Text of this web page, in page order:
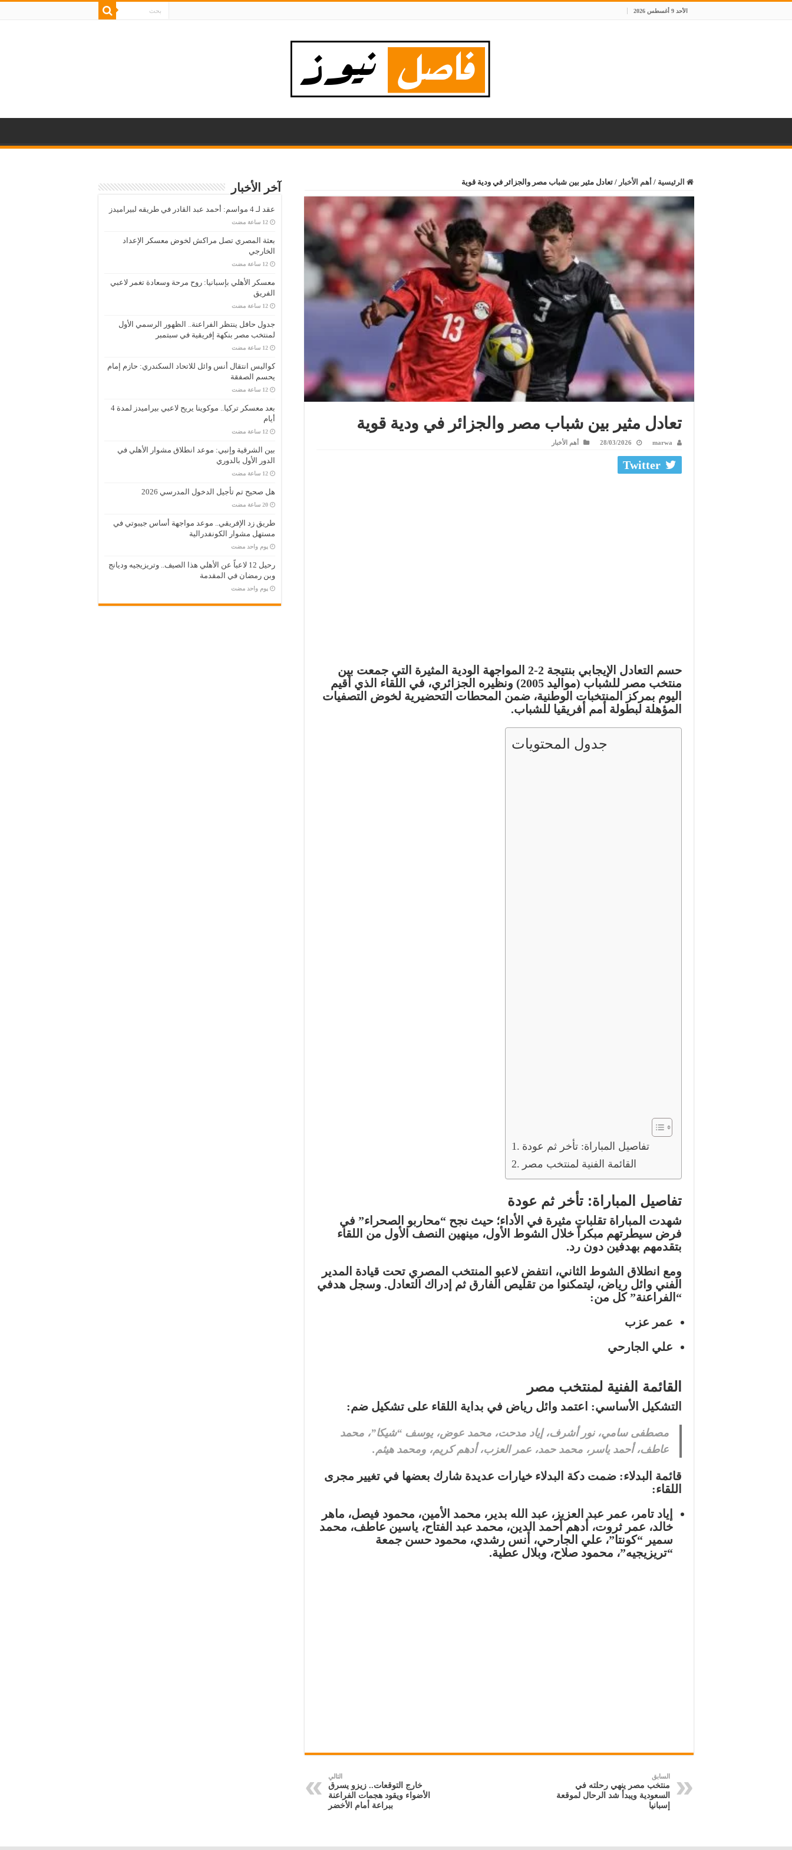
الأحد 9 أغسطس 2026
الرئيسية / أهم الأخبار / تعادل مثير بين شباب مصر والجزائر في ودية قوية
تعادل مثير بين شباب مصر والجزائر في ودية قوية
marwa
28/03/2026 أهم الأخبار
Twitter
حسم التعادل الإيجابي بنتيجة 2-2
المواجهة الودية المثيرة التي جمعت بين
منتخب مصر للشباب (مواليد 2005) ونظيره الجزائري، في اللقاء الذي أقيم
اليوم بمركز المنتخبات الوطنية، ضمن المحطات التحضيرية لخوض التصفيات
المؤهلة لبطولة أمم أفريقيا للشباب.
جدول المحتويات
تفاصيل المباراة: تأخر ثم عودة
القائمة الفنية لمنتخب مصر
تفاصيل المباراة: تأخر ثم عودة
شهدت المباراة تقلبات مثيرة في الأداء؛ حيث نجح “محاربو الصحراء” في
فرض سيطرتهم مبكراً خلال الشوط الأول، مينهين النصف الأول من اللقاء
بتقدمهم بهدفين دون رد.
ومع انطلاق الشوط الثاني، انتفض لاعبو المنتخب المصري تحت قيادة المدير
الفني وائل رياض، ليتمكنوا من تقليص الفارق ثم إدراك التعادل. وسجل هدفي
“الفراعنة” كل من:
عمر عزب
علي الجارحي
القائمة الفنية لمنتخب مصر
التشكيل الأساسي: اعتمد وائل رياض في بداية اللقاء على تشكيل ضم:
مصطفى سامي، نور أشرف، إياد مدحت، محمد عوض، يوسف “شيكا”، محمد
عاطف، أحمد ياسر، محمد حمد، عمر العزب، أدهم كريم، ومحمد هيثم.
قائمة البدلاء: ضمت دكة البدلاء خيارات عديدة شارك بعضها في تغيير مجرى
اللقاء:
إياد تامر، عمر عبد العزيز، عبد الله بدير، محمد الأمين، محمود فيصل، ماهر
خالد، عمر ثروت، أدهم أحمد الدين، محمد عبد الفتاح، ياسين عاطف، محمد
سمير “كونتا”، علي الجارحي، أنس رشدي، محمود حسن جمعة
“تريزيجيه”، محمود صلاح، وبلال عطية.
السابق
منتخب مصر ينهي رحلته في
السعودية ويبدأ شد الرحال لموقعة
إسبانيا
التالي
خارج التوقعات.. زيزو يسرق
الأضواء ويقود هجمات الفراعنة
ببراعة أمام الأخضر
آخر الأخبار
عقد لـ 4 مواسم: أحمد عبد القادر في طريقه لبيراميدز
بعثة المصري تصل مراكش لخوض معسكر الإعداد
الخارجي
معسكر الأهلي بإسبانيا: روح مرحة وسعادة تغمر لاعبي
الفريق
جدول حافل ينتظر الفراعنة.. الظهور الرسمي الأول
لمنتخب مصر بنكهة إفريقية في سبتمبر
كواليس انتقال أنس وائل للاتحاد السكندري: حازم إمام
يحسم الصفقة
بعد معسكر تركيا.. موكوينا يريح لاعبي بيراميدز لمدة 4
أيام
بين الشرقية وإنبي: موعد انطلاق مشوار الأهلي في
الدور الأول بالدوري
هل صحيح تم تأجيل الدخول المدرسي 2026
طريق زد الإفريقي.. موعد مواجهة أساس جيبوتي في
مستهل مشوار الكونفدرالية
‏يوم واحد مضت
رحيل 12 لاعباً عن الأهلي هذا الصيف.. وتريزيجيه وديانج
وبن رمضان في المقدمة
‏يوم واحد مضت